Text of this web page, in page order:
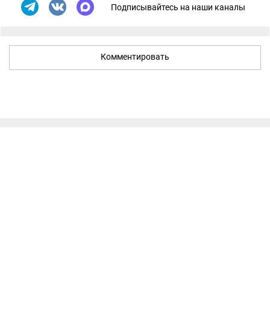
Подписывайтесь на наши каналы
Комментировать